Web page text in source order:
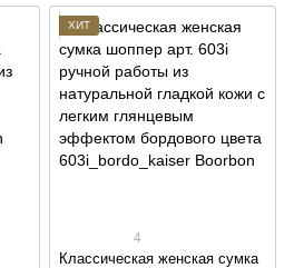
бордового цвета
ХИТ
4
Классическая женская сумка